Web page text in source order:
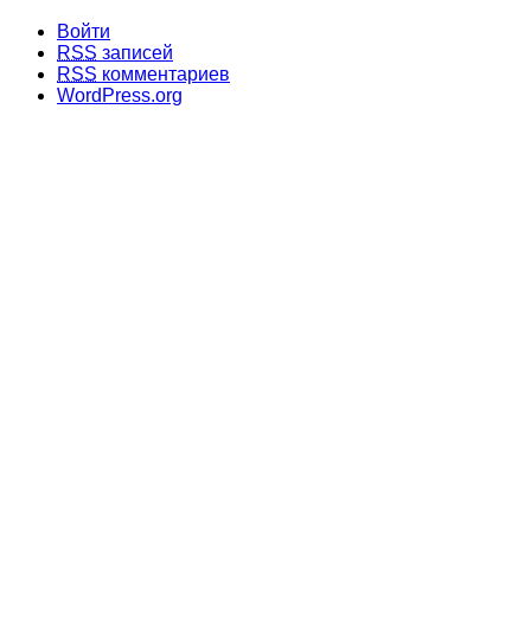
Войти
RSS записей
RSS комментариев
WordPress.org